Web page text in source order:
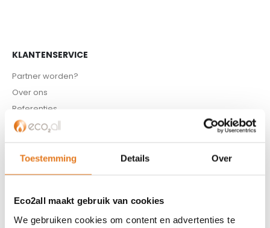
Toestemming Details Over
Eco2all maakt gebruik van cookies
We gebruiken cookies om content en advertenties te
KLANTENSERVICE
Partner worden?
Over ons
Referenties
Privacybeleid
ISDE-subsidie
Partner Locator
ASSORTIMENT